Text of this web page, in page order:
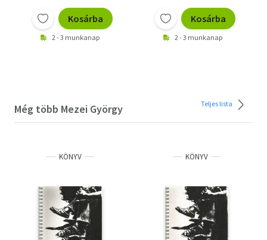
Kosárba
2 - 3 munkanap
Kosárba
2 - 3 munkanap
Még több Mezei György Teljes lista
KÖNYV KÖNYV